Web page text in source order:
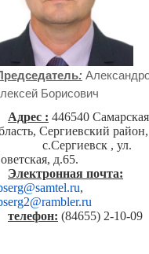
:
Борисович
Адрес : 446540 Самарская
Сергиевский район,
Сергиевск , ул.
д.65.
Электронная почта:
,
телефон: (84655) 2-10-09